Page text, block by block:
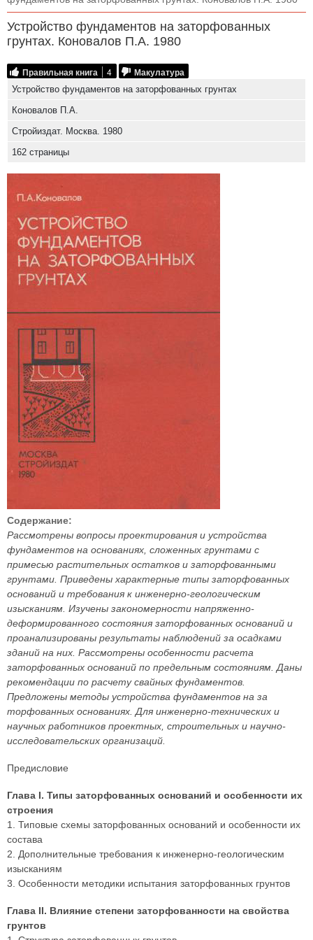
Устройство фундаментов на заторфованных
грунтах. Коновалов П.А. 1980
Правильная книга 4 Макулатура
Устройство фундаментов на заторфованных грунтах
Коновалов П.А.
Стройиздат. Москва. 1980
162 страницы
Содержание:
Рассмотрены вопросы проектирования и устройства
фундаментов на основаниях, сложенных грунтами с
примесью растительных остатков и заторфованными
грунтами. Приведены характерные типы заторфованных
оснований и требования к инженерно-геологическим
изысканиям. Изучены закономерности напряженно-
деформированного состояния заторфованных оснований и
проанализированы результаты наблюдений за осадками
зданий на них. Рассмотрены особенности расчета
заторфованных оснований по предельным состояниям. Даны
рекомендации по расчету свайных фундаментов.
Предложены методы устройства фундаментов на за
торфованных основаниях. Для инженерно-технических и
научных работников проектных, строительных и научно-
исследовательских организаций.
Предисловие
Глава I. Типы заторфованных оснований и особенности их
строения
1. Типовые схемы заторфованных оснований и особенности их
состава
2. Дополнительные требования к инженерно-геологическим
изысканиям
3. Особенности методики испытания заторфованных грунтов
Глава II. Влияние степени заторфованности на свойства
грунтов